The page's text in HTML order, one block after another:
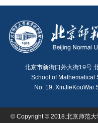
北京市新街口外大街19号
School of Mathematical
No. 19, XinJieKouWai
© Copyright © 2018.北京师范大